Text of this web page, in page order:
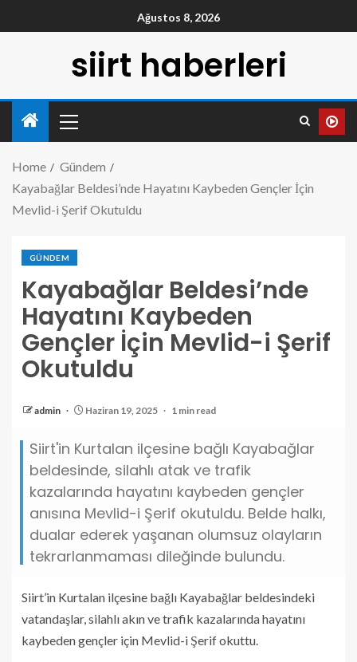
Ağustos 8, 2026
siirt haberleri
Home
Gündem
Kayabağlar Beldesi’nde Hayatını Kaybeden Gençler İçin
Mevlid-i Şerif Okutuldu
GÜNDEM
Kayabağlar Beldesi’nde
Hayatını Kaybeden
Gençler İçin Mevlid-i Şerif
Okutuldu
admin Haziran 19, 2025 1 min read
Siirt'in Kurtalan ilçesine bağlı Kayabağlar
beldesinde, silahlı atak ve trafik
kazalarında hayatını kaybeden gençler
anısına Mevlid-i Şerif okutuldu. Belde halkı,
dualar ederek yaşanan olumsuz olayların
tekrarlanmaması dileğinde bulundu.
Siirt’in Kurtalan ilçesine bağlı Kayabağlar beldesindeki
vatandaşlar, silahlı akın ve trafik kazalarında hayatını
kaybeden gençler için Mevlid-i Şerif okuttu.